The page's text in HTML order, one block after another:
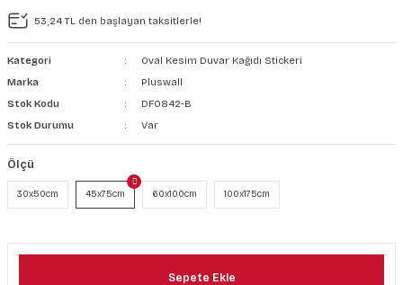
Taş Desenli Duvar Kağıdı
Duvar Kanvası
53,24 TL den başlayan taksitlerle!
Kategori
Oval Kesim Duvar Kağıdı Stickeri
Marka
Pluswall
Stok Kodu
DF0842-B
Stok Durumu
Var
Ölçü
30x50cm 45x75cm 60x100cm 100x175cm
Sepete Ekle